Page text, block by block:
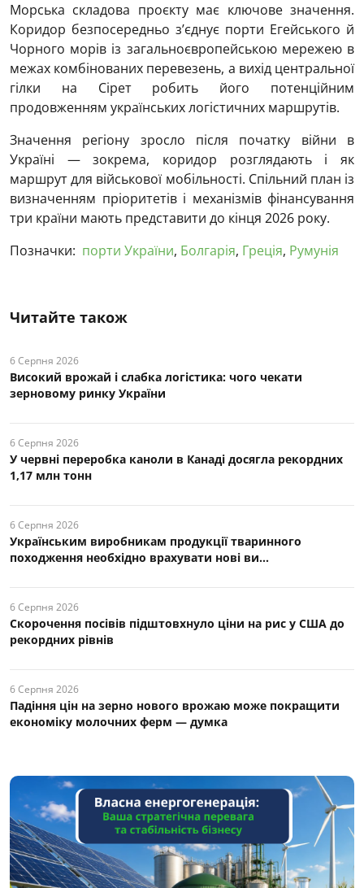
Морська складова проєкту має ключове значення.
Коридор безпосередньо з’єднує порти Егейського й
Чорного морів із загальноєвропейською мережею в
межах комбінованих перевезень, а вихід центральної
гілки на Сірет робить його потенційним
продовженням українських логістичних маршрутів.
Значення регіону зросло після початку війни в
Україні — зокрема, коридор розглядають і як
маршрут для військової мобільності. Спільний план із
визначенням пріоритетів і механізмів фінансування
три країни мають представити до кінця 2026 року.
Позначки: порти України, Болгарія, Греція, Румунія
Читайте також
6 Серпня 2026
Високий врожай і слабка логістика: чого чекати
зерновому ринку України
6 Серпня 2026
У червні переробка каноли в Канаді досягла рекордних
1,17 млн тонн
6 Серпня 2026
Українським виробникам продукції тваринного
походження необхідно врахувати нові ви...
6 Серпня 2026
Скорочення посівів підштовхнуло ціни на рис у США до
рекордних рівнів
6 Серпня 2026
Падіння цін на зерно нового врожаю може покращити
економіку молочних ферм — думка